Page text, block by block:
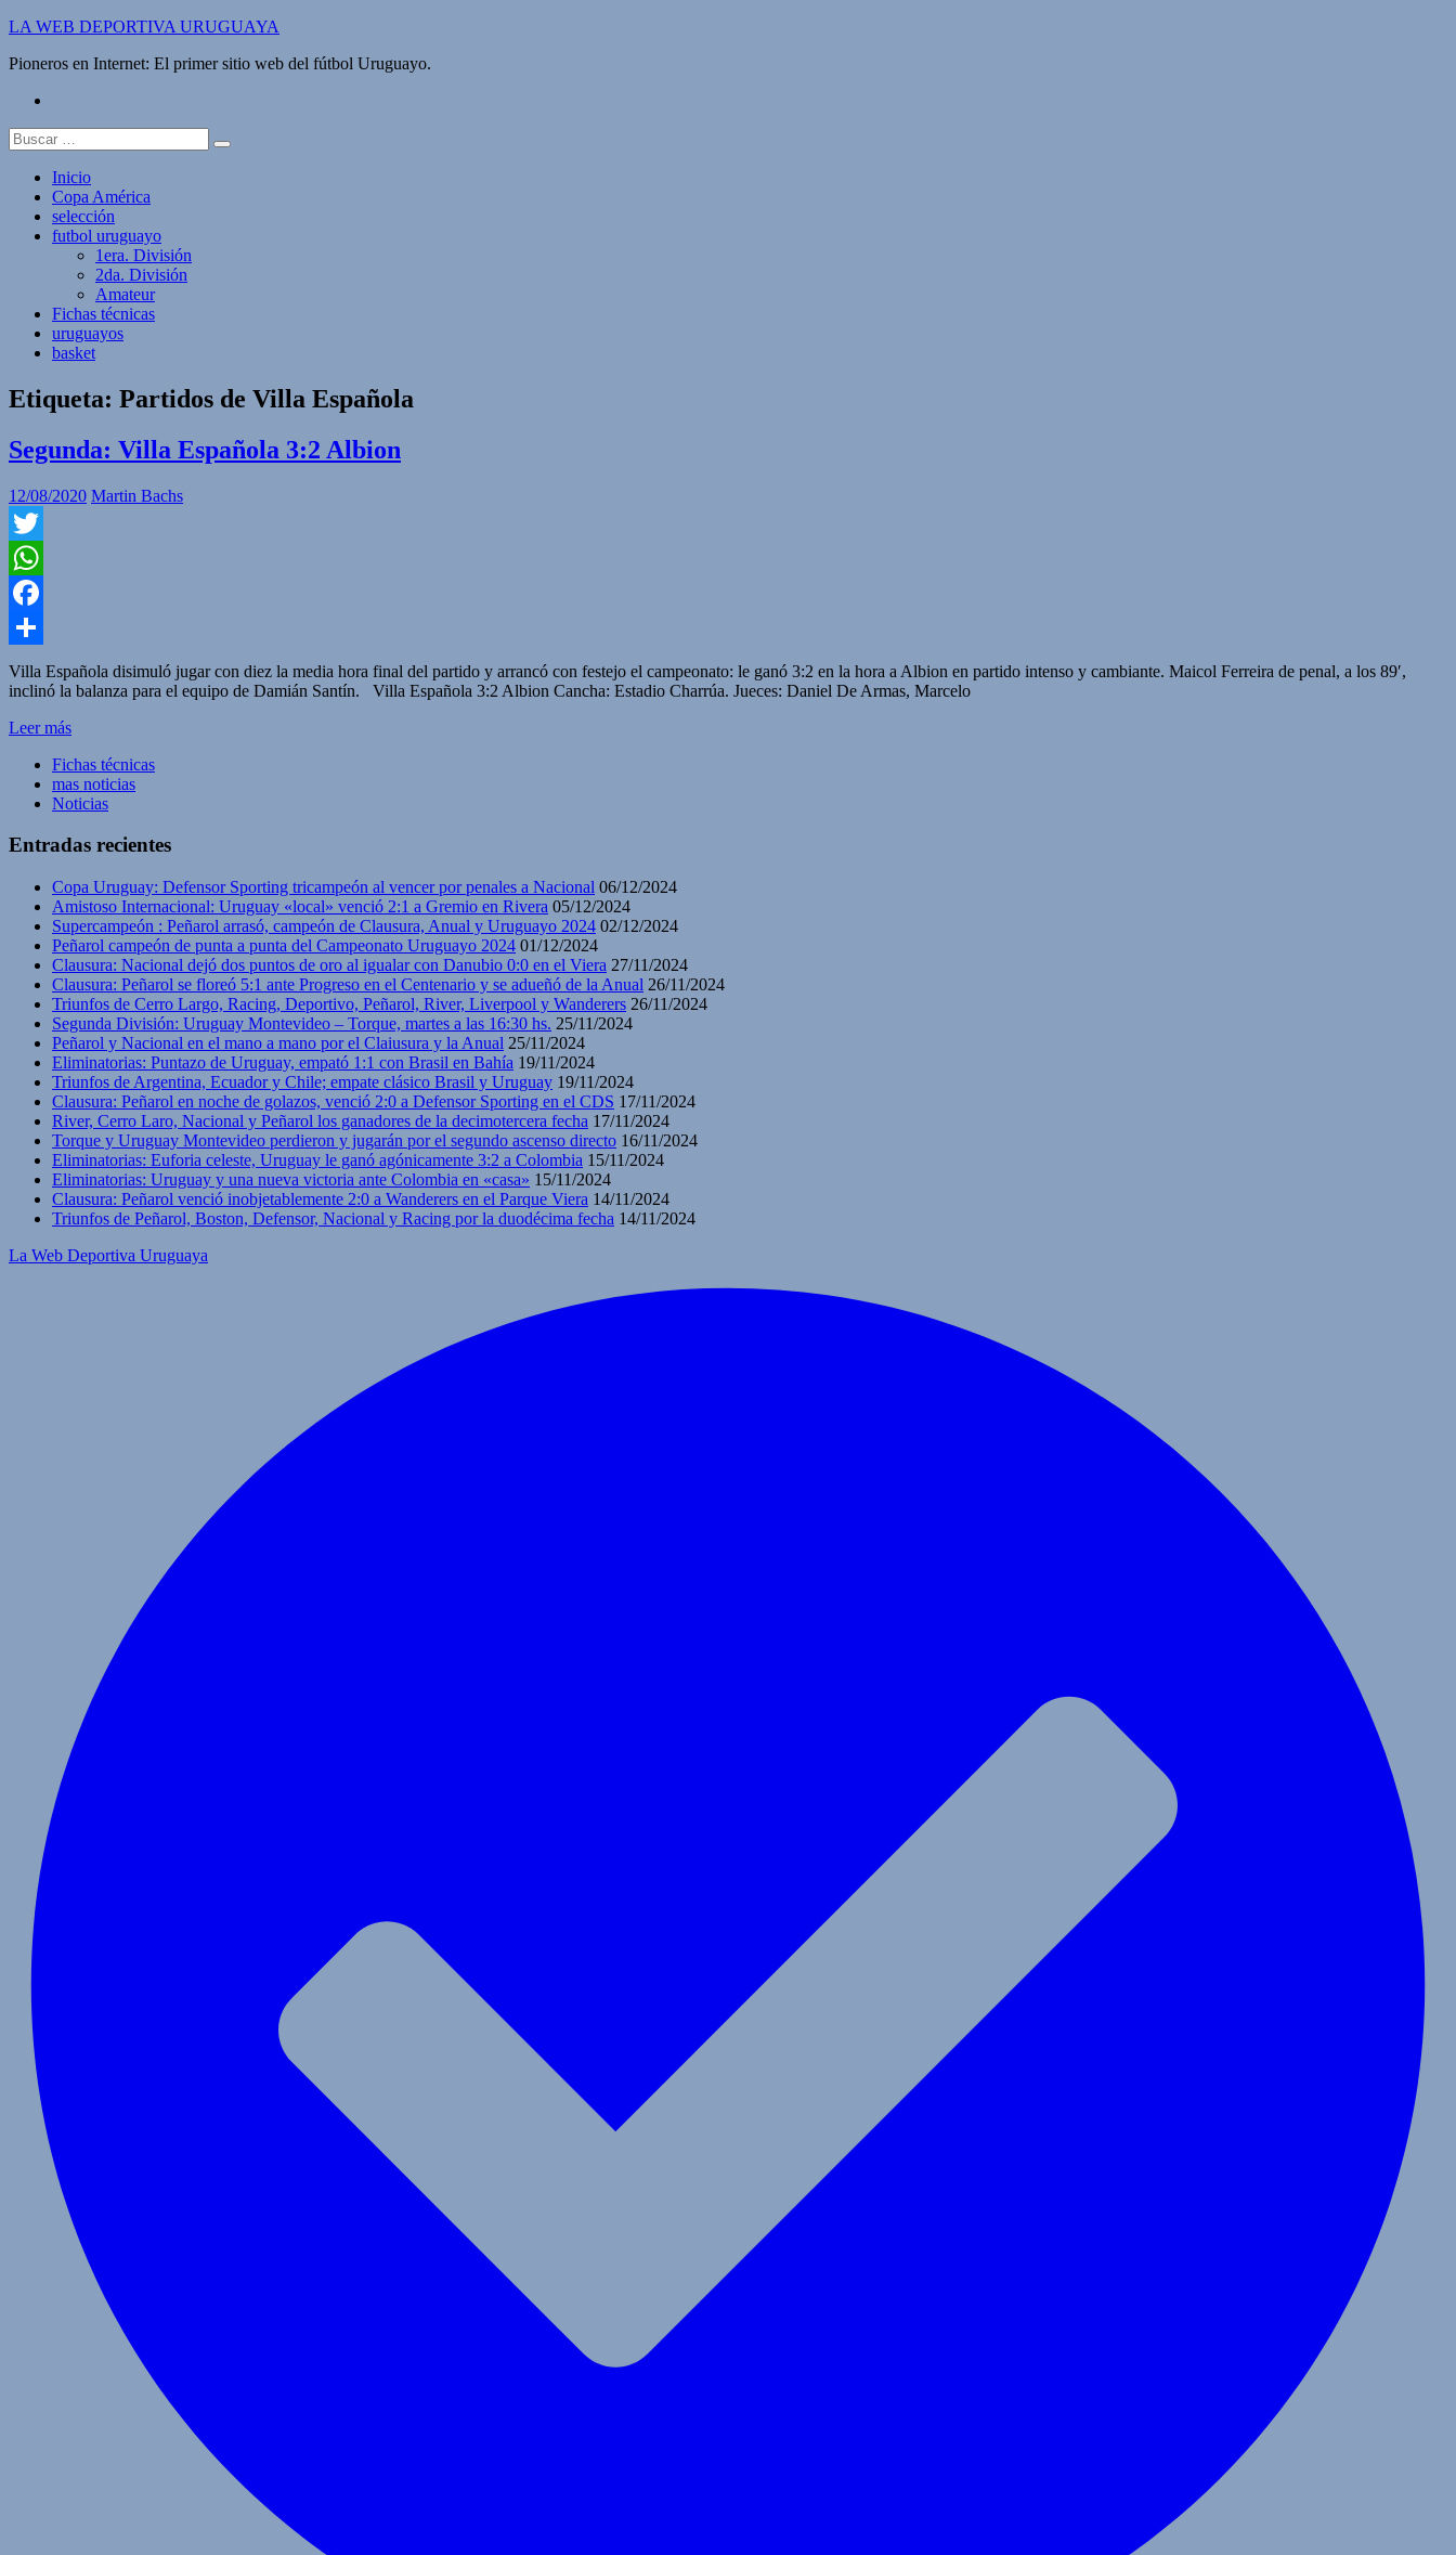
Saltar
contenido
LA WEB DEPORTIVA URUGUAYA
Pioneros en Internet: El primer sitio web del fútbol Uruguayo.
Buscar:
Inicio
Copa América
selección
futbol uruguayo
1era. División
2da. División
Amateur
Fichas técnicas
uruguayos
basket
Etiqueta: Partidos de Villa Española
Segunda: Villa Española 3:2 Albion
12/08/2020 Martin Bachs
Twitter
WhatsApp
Facebook
Compartir
Villa Española disimuló jugar con diez la media hora final del partido y arrancó con festejo el campeonato: le ganó 3:2 en la hora a Albion en partido intenso y cambiante. Maicol Ferreira de penal, a los 89′,
inclinó la balanza para el equipo de Damián Santín. Villa Española 3:2 Albion Cancha: Estadio Charrúa. Jueces: Daniel De Armas, Marcelo
Leer más
Fichas técnicas
mas noticias
Noticias
Entradas recientes
Copa Uruguay: Defensor Sporting tricampeón al vencer por penales a Nacional 06/12/2024
Amistoso Internacional: Uruguay «local» venció 2:1 a Gremio en Rivera 05/12/2024
Supercampeón : Peñarol arrasó, campeón de Clausura, Anual y Uruguayo 2024 02/12/2024
Peñarol campeón de punta a punta del Campeonato Uruguayo 2024 01/12/2024
Clausura: Nacional dejó dos puntos de oro al igualar con Danubio 0:0 en el Viera 27/11/2024
Clausura: Peñarol se floreó 5:1 ante Progreso en el Centenario y se adueñó de la Anual 26/11/2024
Triunfos de Cerro Largo, Racing, Deportivo, Peñarol, River, Liverpool y Wanderers 26/11/2024
Segunda División: Uruguay Montevideo – Torque, martes a las 16:30 hs. 25/11/2024
Peñarol y Nacional en el mano a mano por el Claiusura y la Anual 25/11/2024
Eliminatorias: Puntazo de Uruguay, empató 1:1 con Brasil en Bahía 19/11/2024
Triunfos de Argentina, Ecuador y Chile; empate clásico Brasil y Uruguay 19/11/2024
Clausura: Peñarol en noche de golazos, venció 2:0 a Defensor Sporting en el CDS 17/11/2024
River, Cerro Laro, Nacional y Peñarol los ganadores de la decimotercera fecha 17/11/2024
Torque y Uruguay Montevideo perdieron y jugarán por el segundo ascenso directo 16/11/2024
Eliminatorias: Euforia celeste, Uruguay le ganó agónicamente 3:2 a Colombia 15/11/2024
Eliminatorias: Uruguay y una nueva victoria ante Colombia en «casa» 15/11/2024
Clausura: Peñarol venció inobjetablemente 2:0 a Wanderers en el Parque Viera 14/11/2024
Triunfos de Peñarol, Boston, Defensor, Nacional y Racing por la duodécima fecha 14/11/2024
La Web Deportiva Uruguaya